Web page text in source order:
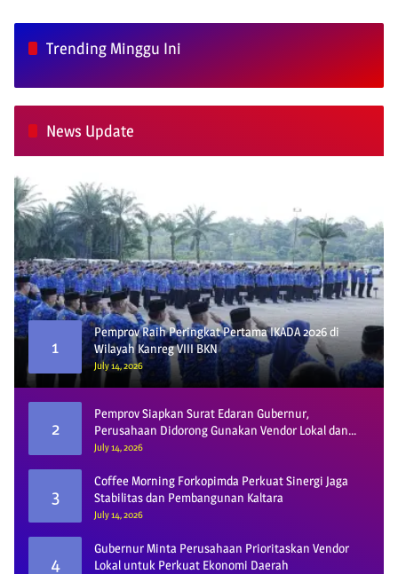
Trending Minggu Ini
News Update
1
Pemprov Raih Peringkat Pertama IKADA 2026 di
Wilayah Kanreg VIII BKN
July 14, 2026
2
Pemprov Siapkan Surat Edaran Gubernur,
Perusahaan Didorong Gunakan Vendor Lokal dan
Pelat KU
July 14, 2026
3
Coffee Morning Forkopimda Perkuat Sinergi Jaga
Stabilitas dan Pembangunan Kaltara
July 14, 2026
4
Gubernur Minta Perusahaan Prioritaskan Vendor
Lokal untuk Perkuat Ekonomi Daerah